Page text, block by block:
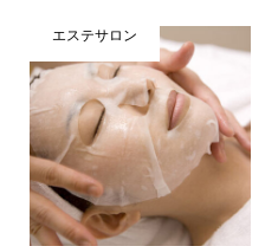
エステサロン